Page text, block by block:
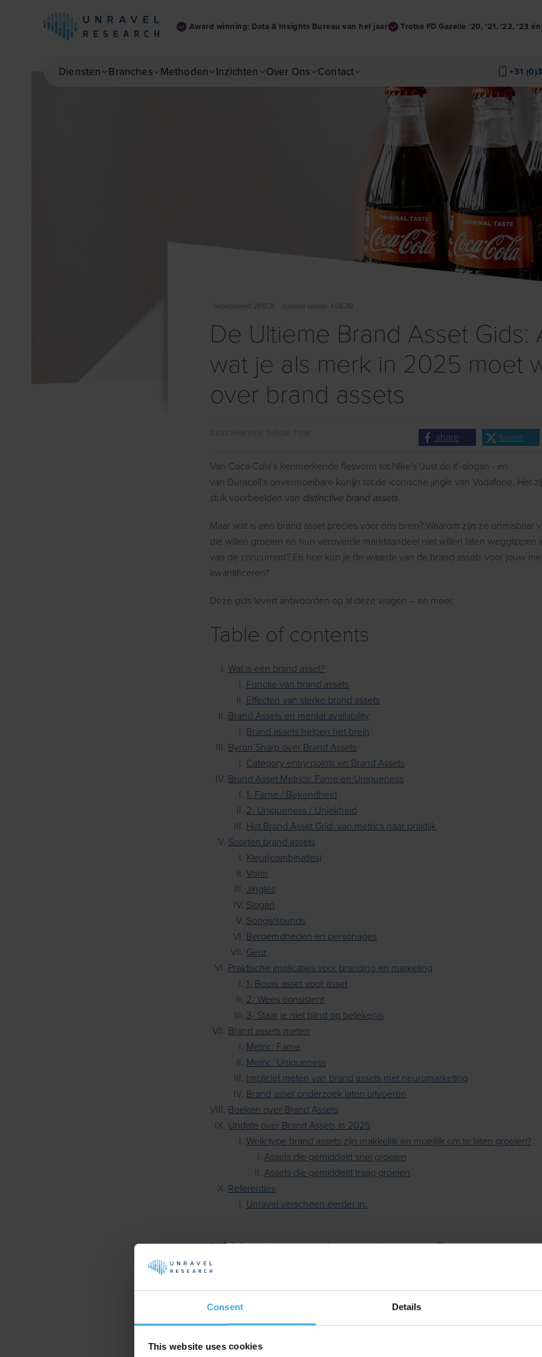
Consent Details
This website uses cookies
Skip to main content Award winning: Data & Insights Bureau van het jaar Trotse FD Gazelle '20, '21, '22, '23
Diensten Branches Methoden Inzichten Over Ons Contact +31
Gepubliceerd : 29.10.21 Laatste update: 4.08.26)
De Ultieme Brand Asset Gids:
wat je als merk in 2025 moet
over brand assets
share tweet
Van Coca Cola’s kenmerkende flesvorm tot Nike's 'Just do it'-slogan - en
van Duracell's onvermoeibare konijn tot de iconische jingle van Vodafone. Het
stuk voorbeelden van distinctive brand assets.
Maar wat is een brand asset precies voor ons brein? Waarom zijn ze onmisbaar
die willen groeien en hun veroverde marktaandeel niet willen laten wegglippen
van de concurrent? En hoe kun je de waarde van de brand assets voor jouw
kwantificeren?
Deze gids levert antwoorden op al deze vragen – en meer.
Table of contents
Wat is een brand asset?
Functie van brand assets
Effecten van sterke brand assets
Brand Assets en mental availability
Brand assets helpen het brein
Byron Sharp over Brand Assets
Category entry points en Brand Assets
Brand Asset Metrics: Fame en Uniqueness
1- Fame / Bekendheid
2- Uniqueness / Uniekheid
Het Brand Asset Grid: van metrics naar praktijk
Soorten brand assets
Kleur(combinaties)
Vorm
Jingles
Slogan
Songs/sounds
Beroemdheden en personages
Geur
Praktische implicaties voor branding en marketing
1- Bouw asset voor asset
2- Wees consistent
3- Staar je niet blind op betekenis
Brand assets meten
Metric: Fame
Metric: Uniqueness
Impliciet meten van brand assets met neuromarketing
Brand asset onderzoek laten uitvoeren
Boeken over Brand Assets
Update over Brand Assets in 2025
Welk type brand assets zijn makkelijk en moeilijk om te laten groeien?
Assets die gemiddeld snel groeien
Assets die gemiddeld traag groeien
Referenties
Unravel verscheen eerder in:
I. Wat is een brand asset?
koopsituatie zich voordoet, zullen er een paar merken tot ons keuzeproces
Een brand asset is een onderscheidende visuele of auditieve cue die het merk